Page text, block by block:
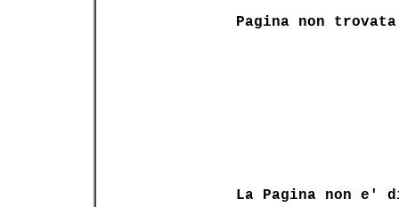
Pagina non trovata
La Pagina non e'